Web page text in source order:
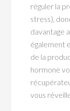
réguler la
stress),
davantage
également
de la
hormone
vous